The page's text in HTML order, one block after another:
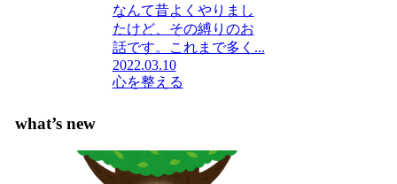
なんて昔よくやりまし
たけど、その縛りのお
話です。これまで多く...
2022.03.10
心を整える
what’s new